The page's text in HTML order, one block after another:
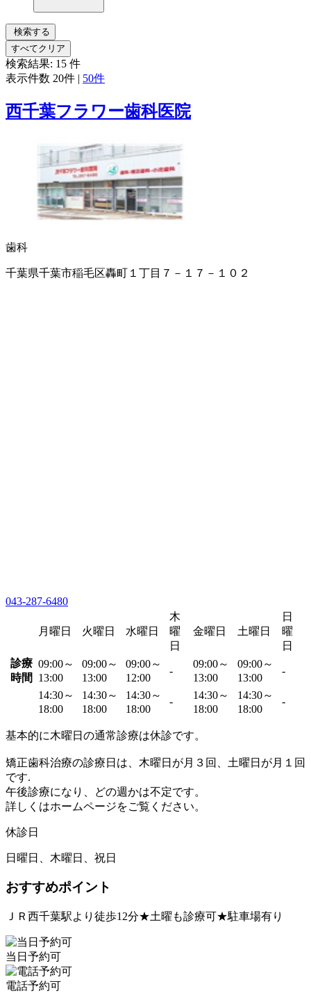
検索する
すべてクリア
検索結果: 15 件
表示件数 20件 | 50件
西千葉フラワー歯科医院
歯科
千葉県千葉市稲毛区轟町１丁目７－１７－１０２
043-287-6480
月曜日 火曜日 水曜日
木
曜
日
金曜日 土曜日
日
曜
日
診療
時間
09:00～
13:00
09:00～
13:00
09:00～
12:00
-
09:00～
13:00
09:00～
13:00
-
14:30～
18:00
14:30～
18:00
14:30～
18:00
-
14:30～
18:00
14:30～
18:00
-
基本的に木曜日の通常診療は休診です。
矯正歯科治療の診療日は、木曜日が月３回、土曜日が月１回
です.
午後診療になり、どの週かは不定です。
詳しくはホームページをご覧ください。
休診日
日曜日、木曜日、祝日
おすすめポイント
ＪＲ西千葉駅より徒歩12分★土曜も診療可★駐車場有り
当日予約可
電話予約可